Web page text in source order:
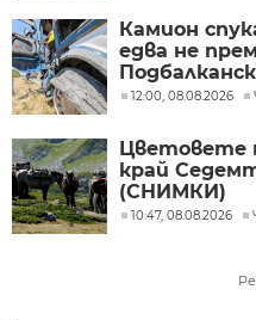
Камион
едва не
12:00, 08.08.2026
Цветовете
край
(СНИМКИ)
10:47, 08.08.2026